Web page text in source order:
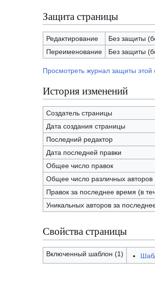
Защита страницы
Редактирование
Без защиты
Переименование
Без защиты
Просмотреть журнал защиты этой
История изменений
Создатель страницы
Дата создания страницы
Последний редактор
Дата последней правки
Общее число правок
Общее число различных авторов
Правок за последнее время (в
Уникальных авторов за
Свойства страницы
Включенный шаблон (1)